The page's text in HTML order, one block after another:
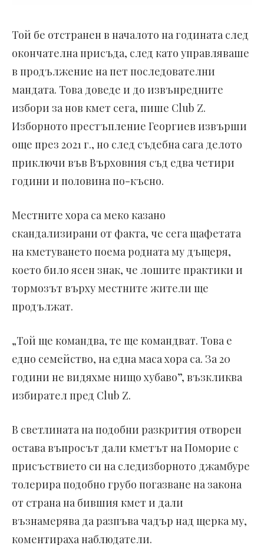
Той бе отстранен в началото на годината след
окончателна присъда, след като управляваше
в продължение на пет последователни
мандата. Това доведе и до извънредните
избори за нов кмет сега, пише Club Z.
Изборното престъпление Георгиев извърши
още през 2021 г., но след съдебна сага делото
приключи във Върховния съд едва четири
години и половина по-късно.
Местните хора са меко казано
скандализирани от факта, че сега щафетата
на кметуването поема родната му дъщеря,
което било ясен знак, че лошите практики и
тормозът върху местните жители ще
продължат.
„Той ще командва, те ще командват. Това е
едно семейство, на една маса хора са. За 20
години не видяхме нищо хубаво”, възкликва
избирател пред Club Z.
В светлината на подобни разкрития отворен
остава въпросът дали кметът на Поморие с
присъствието си на следизборното джамбуре
толерира подобно грубо погазване на закона
от страна на бившия кмет и дали
възнамерява да разпъва чадър над щерка му,
коментираха наблюдатели.